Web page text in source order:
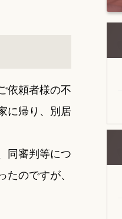
依頼者様の不
に帰り、別居
同審判等につ
のですが、